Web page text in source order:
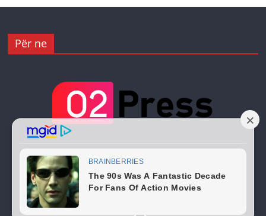
Për ne
Copyright © 202602 Press. All rights reserved.
Theme:ColorMag